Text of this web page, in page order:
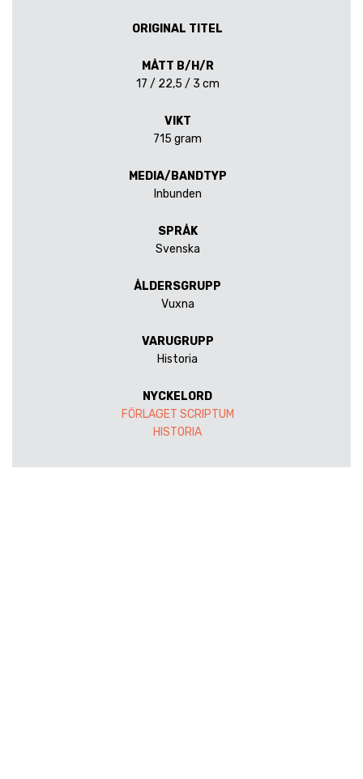
ORIGINAL TITEL
MÅTT B/H/R
17 / 22,5 / 3 cm
VIKT
715 gram
MEDIA/BANDTYP
Inbunden
SPRÅK
Svenska
ÅLDERSGRUPP
Vuxna
VARUGRUPP
Historia
NYCKELORD
FÖRLAGET SCRIPTUM
HISTORIA